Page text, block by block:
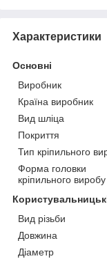
Характеристики
Основні
Виробник
Країна виробник
Вид шліца
Покриття
Тип кріпильного
Форма головки
кріпильного виробу
Вид різьби
Довжина
Діаметр